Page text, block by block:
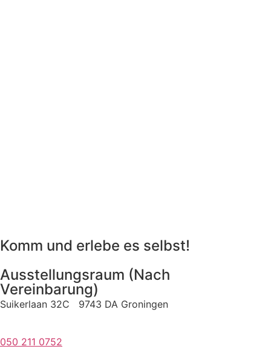
Komm und erlebe es selbst!
Ausstellungsraum (Nach
Vereinbarung)
Suikerlaan 32C 9743 DA Groningen
050 211 0752